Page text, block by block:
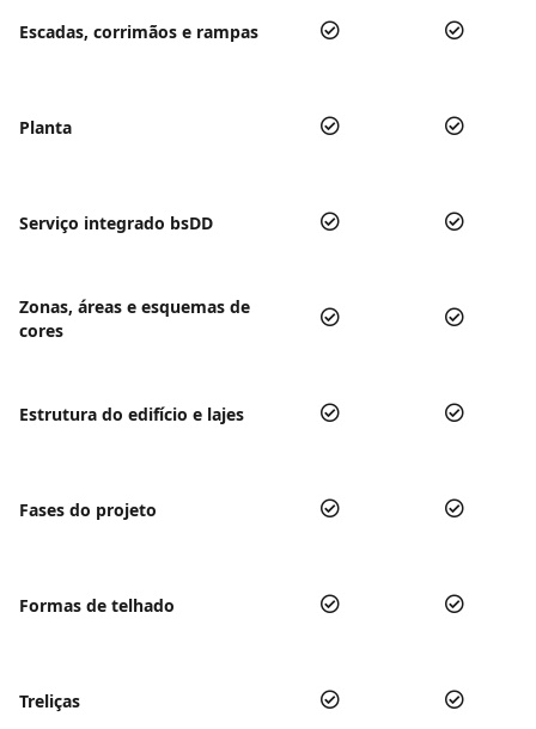
Escadas, corrimãos e rampas
Planta
Serviço integrado bsDD
Zonas, áreas e esquemas de
cores
Estrutura do edifício e lajes
Fases do projeto
Formas de telhado
Treliças